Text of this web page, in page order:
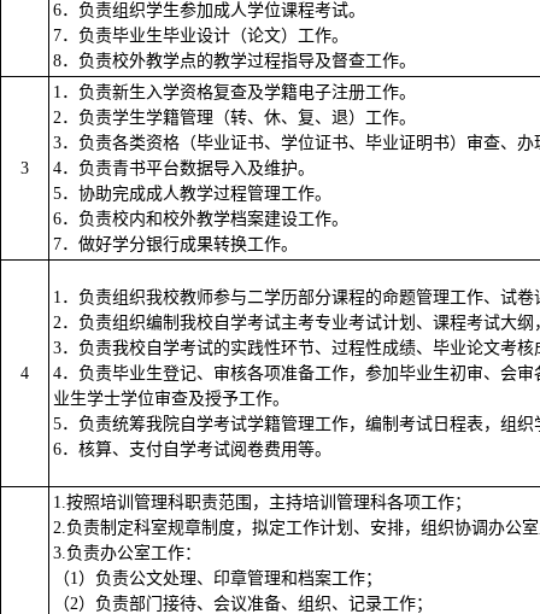
6．负责组织学生参加成人学位课程考试。
7．负责毕业生毕业设计（论文）工作。
8．负责校外教学点的教学过程指导及督查工作。
3
1．负责新生入学资格复查及学籍电子注册工作。
2．负责学生学籍管理（转、休、复、退）工作。
3．负责各类资格（毕业证书、学位证书、毕业证明书）审查、
4．负责青书平台数据导入及维护。
5．协助完成成人教学过程管理工作。
6．负责校内和校外教学档案建设工作。
7．做好学分银行成果转换工作。
4
1．负责组织我校教师参与二学历部分课程的命题管理工作、试
2．负责组织编制我校自学考试主考专业考试计划、课程考试大
3．负责我校自学考试的实践性环节、过程性成绩、毕业论文考核
4．负责毕业生登记、审核各项准备工作，参加毕业生初审、会
业生学士学位审查及授予工作。
5．负责统筹我院自学考试学籍管理工作，编制考试日程表，组
6．核算、支付自学考试阅卷费用等。
1.按照培训管理科职责范围，主持培训管理科各项工作；
2.负责制定科室规章制度，拟定工作计划、安排，组织协调办公
3.负责办公室工作：
（1）负责公文处理、印章管理和档案工作；
（2）负责部门接待、会议准备、组织、记录工作；